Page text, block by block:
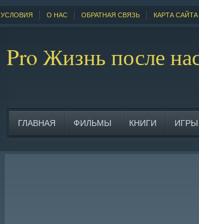
УСЛОВИЯ О НАС ОБРАТНАЯ СВЯЗЬ КАРТА САЙТА
Pro Жизнь после
ГЛАВНАЯ ФИЛЬМЫ КНИГИ ИГРЫ